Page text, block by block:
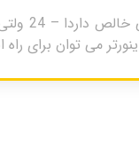
می توان برای